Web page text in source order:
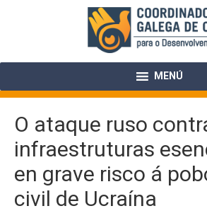
MENÚ
O ataque ruso
infraestruturas
en grave risco á
civil de Ucraína